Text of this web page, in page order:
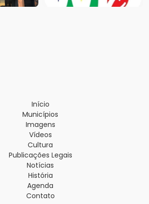
Início
Municípios
Imagens
Vídeos
Cultura
Publicações Legais
Notícias
História
Agenda
Contato